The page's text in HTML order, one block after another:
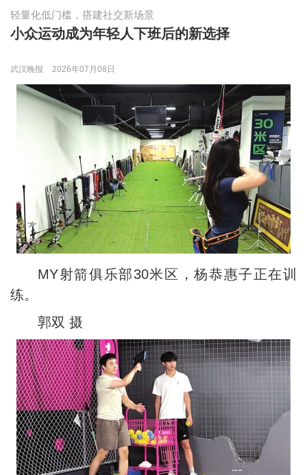
轻量化低门槛，搭建社交新场景
小众运动成为年轻人下班后的新选择
武汉晚报 2026年07月08日
MY射箭俱乐部30米区，杨恭惠子正在训
练。
郭双 摄